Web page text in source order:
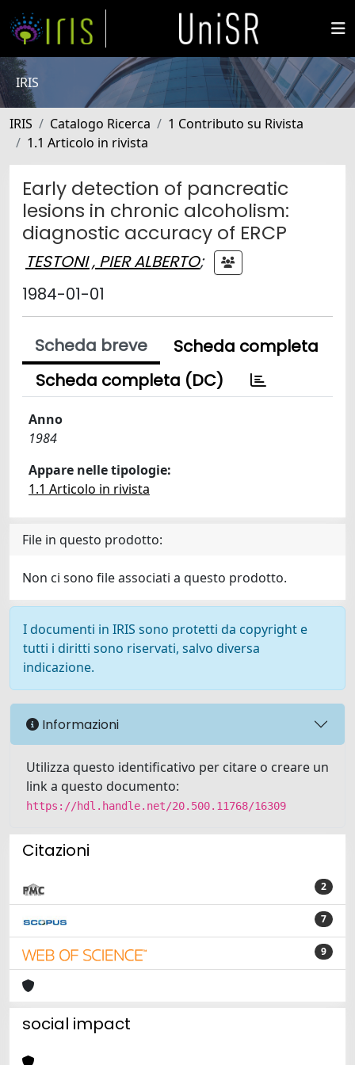
IRIS
IRIS Catalogo Ricerca
1 Contributo su Rivista
1.1 Articolo in rivista
Early detection of pancreatic
lesions in chronic alcoholism:
diagnostic accuracy of ERCP
TESTONI , PIER ALBERTO;
1984-01-01
Scheda breve
Scheda completa
Scheda completa (DC)
Anno
1984
Appare nelle tipologie:
1.1 Articolo in rivista
File in questo prodotto:
Non ci sono file associati a questo prodotto.
I documenti in IRIS sono protetti da copyright e
tutti i diritti sono riservati, salvo diversa
indicazione.
Informazioni
Utilizza questo identificativo per citare o creare un
link a questo documento:
https://hdl.handle.net/20.500.11768/16309
Citazioni
2
7
9
social impact